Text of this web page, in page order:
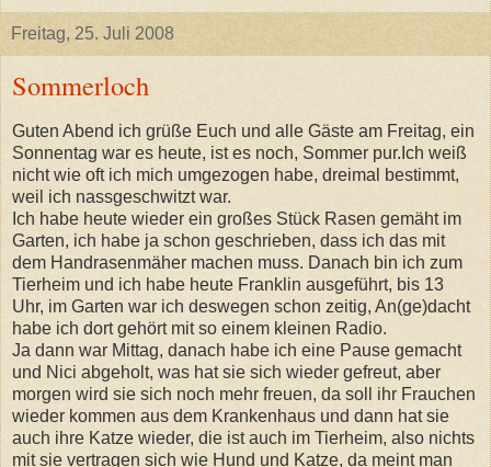
Freitag, 25. Juli 2008
Sommerloch
Guten Abend ich grüße Euch und alle Gäste am Freitag, ein
Sonnentag war es heute, ist es noch, Sommer pur.Ich weiß
nicht wie oft ich mich umgezogen habe, dreimal bestimmt,
weil ich nassgeschwitzt war.
Ich habe heute wieder ein großes Stück Rasen gemäht im
Garten, ich habe ja schon geschrieben, dass ich das mit
dem Handrasenmäher machen muss. Danach bin ich zum
Tierheim und ich habe heute Franklin ausgeführt, bis 13
Uhr, im Garten war ich deswegen schon zeitig, An(ge)dacht
habe ich dort gehört mit so einem kleinen Radio.
Ja dann war Mittag, danach habe ich eine Pause gemacht
und Nici abgeholt, was hat sie sich wieder gefreut, aber
morgen wird sie sich noch mehr freuen, da soll ihr Frauchen
wieder kommen aus dem Krankenhaus und dann hat sie
auch ihre Katze wieder, die ist auch im Tierheim, also nichts
mit sie vertragen sich wie Hund und Katze, da meint man